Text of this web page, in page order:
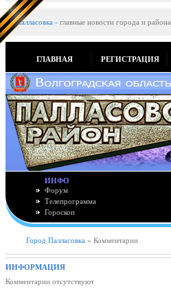
Палласовка - главные новости города и района
ГЛАВНАЯ РЕГИСТРАЦИЯ
ИНФО
Форум
Телепрограмма
Гороскоп
Город Палласовка » Комментарии
ИНФОРМАЦИЯ
Комментарии отсутствуют